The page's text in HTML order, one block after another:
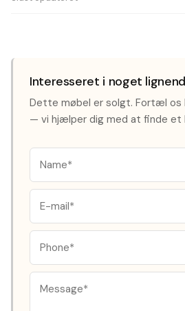
Interesseret i noget
Dette møbel er solgt. Fortæl os
— vi hjælper dig med at finde et